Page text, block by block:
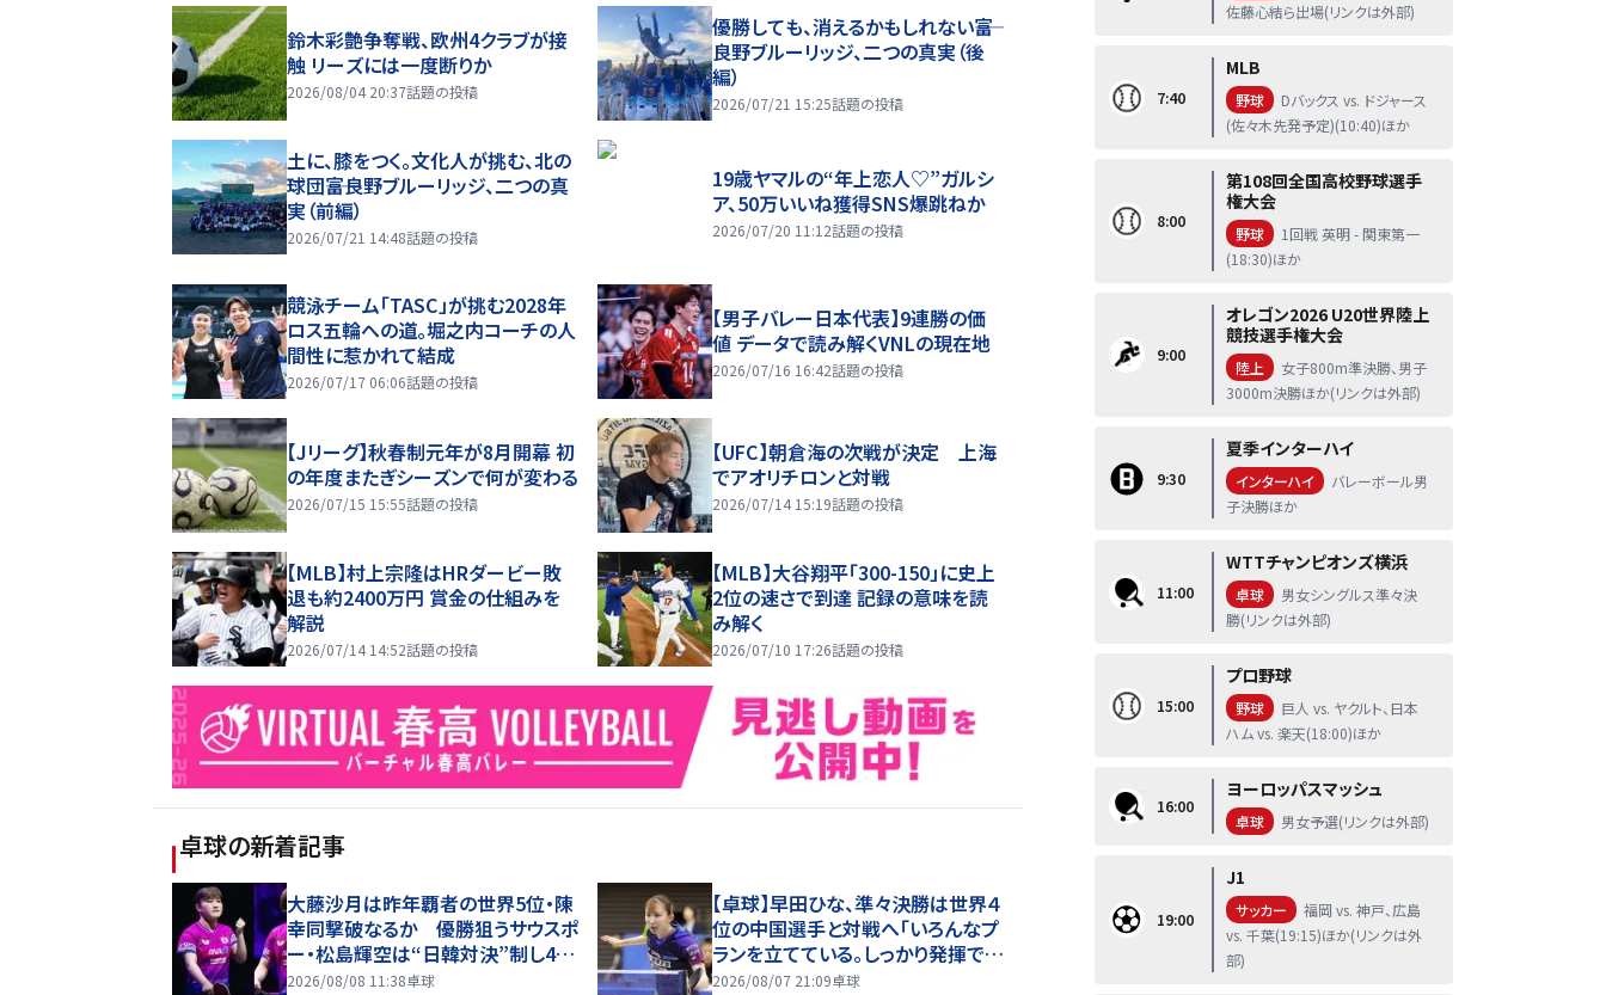
鈴木彩艶争奪戦、欧州4クラブが接
触 リーズには一度断りか
2026/08/04 20:37話題の投稿
優勝しても、消えるかもしれない――富
良野ブルーリッジ、二つの真実（後
編）
2026/07/21 15:25話題の投稿
土に、膝をつく。文化人が挑む、北の
球団――富良野ブルーリッジ、二つの真
実（前編）
2026/07/21 14:48話題の投稿
19歳ヤマルの“年上恋人♡”ガルシ
ア、50万いいね獲得SNS爆跳ねか
2026/07/20 11:12話題の投稿
競泳チーム「TASC」が挑む2028年
ロス五輪への道。堀之内コーチの人
間性に惹かれて結成
2026/07/17 06:06話題の投稿
【男子バレー日本代表】9連勝の価
値 データで読み解くVNLの現在地
2026/07/16 16:42話題の投稿
【Jリーグ】秋春制元年が8月開幕 初
の年度またぎシーズンで何が変わる
2026/07/15 15:55話題の投稿
【UFC】朝倉海の次戦が決定 上海
でアオリチロンと対戦
2026/07/14 15:19話題の投稿
【MLB】村上宗隆はHRダービー敗
退も約2400万円 賞金の仕組みを
解説
2026/07/14 14:52話題の投稿
【MLB】大谷翔平「300-150」に史上
2位の速さで到達 記録の意味を読
み解く
2026/07/10 17:26話題の投稿
卓球の新着記事
大藤沙月は昨年覇者の世界5位・陳
幸同撃破なるか 優勝狙うサウスポ
ー・松島輝空は“日韓対決”制し4強
入り狙う【WTTチャンピオンズ横浜2
2026/08/08 11:38卓球
【卓球】早田ひな、準々決勝は世界４
位の中国選手と対戦へ「いろんなプ
ランを立てている。しっかり発揮でき
れば」…ＷＴＴチャンピオンズ横浜
2026/08/07 21:09卓球
佐藤心結ら出場(リンクは外部)
7:40
MLB
野球
Dバックス vs. ドジャース
(佐々木先発予定)(10:40)ほか
8:00
第108回全国高校野球選手
権大会
野球
1回戦 英明 - 関東第一
(18:30)ほか
9:00
オレゴン2026 U20世界陸上
競技選手権大会
陸上
女子800m準決勝、男子
3000m決勝ほか(リンクは外部)
9:30
夏季インターハイ
インターハイ
バレーボール男
子決勝ほか
11:00
WTTチャンピオンズ横浜
卓球
男女シングルス準々決
勝(リンクは外部)
15:00
プロ野球
野球
巨人 vs. ヤクルト、日本
ハム vs. 楽天(18:00)ほか
16:00
ヨーロッパスマッシュ
卓球 男女予選(リンクは外部)
19:00
J1
サッカー
福岡 vs. 神戸、広島
vs. 千葉(19:15)ほか(リンクは外
部)